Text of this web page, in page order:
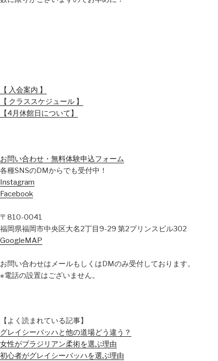
【 入会案内 】
【 クラススケジュール 】
【4月休館日について】
お問い合わせ・無料体験申込フォーム
各種SNSのDMからでも受付中！
Instagram
Facebook
〒810-0041
福岡県福岡市中央区大名2丁目9-29 第2プリンスビル302
GoogleMAP
お問い合わせはメールもしくはDMのみ受付しております。
※電話の設置はございません。
【よく読まれている記事】
グレイシーバッハと他の道場どう違う？
女性がブラジリアン柔術を選ぶ理由
初心者がグレイシーバッハを選ぶ理由